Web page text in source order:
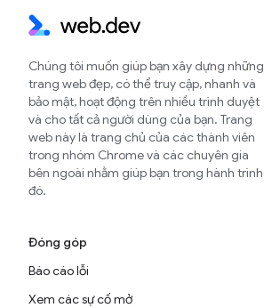
Chúng tôi muốn giúp bạn xây dựng những
trang web đẹp, có thể truy cập, nhanh và
bảo mật, hoạt động trên nhiều trình duyệt
và cho tất cả người dùng của bạn. Trang
web này là trang chủ của các thành viên
trong nhóm Chrome và các chuyên gia
bên ngoài nhằm giúp bạn trong hành trình
đó.
Đóng góp
Báo cáo lỗi
Xem các sự cố mở